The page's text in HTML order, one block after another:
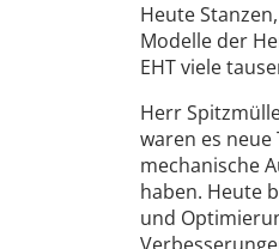
Heute
Modelle der
EHT viele
Herr
waren es
mechanische
haben. Heute
und